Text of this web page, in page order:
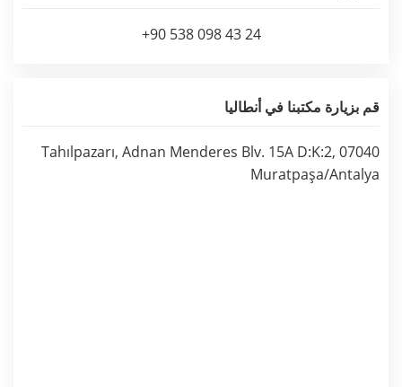
+90 538 098 43 24
قم بزيارة مكتبنا في أنطاليا
Tahılpazarı, Adnan Menderes Blv. 15A D:K:2, 07040
Muratpaşa/Antalya